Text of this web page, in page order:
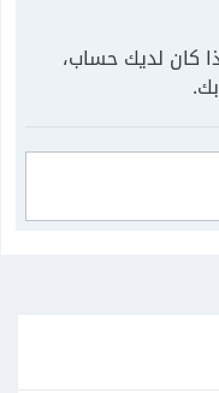
كان لديك حساب،